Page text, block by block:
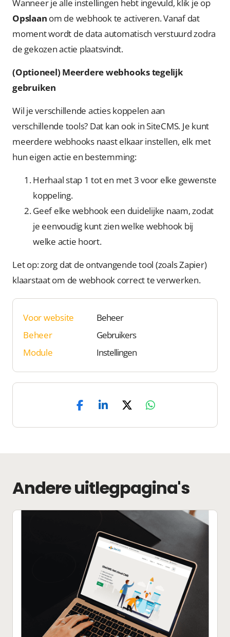
Wanneer je alle instellingen hebt ingevuld, klik je op
Opslaan om de webhook te activeren. Vanaf dat
moment wordt de data automatisch verstuurd zodra
de gekozen actie plaatsvindt.
(Optioneel) Meerdere webhooks tegelijk
gebruiken
Wil je verschillende acties koppelen aan
verschillende tools? Dat kan ook in SiteCMS. Je kunt
meerdere webhooks naast elkaar instellen, elk met
hun eigen actie en bestemming:
Herhaal stap 1 tot en met 3 voor elke gewenste
koppeling.
Geef elke webhook een duidelijke naam, zodat
je eenvoudig kunt zien welke webhook bij
welke actie hoort.
Let op: zorg dat de ontvangende tool (zoals Zapier)
klaarstaat om de webhook correct te verwerken.
Voor website
Beheer
Beheer
Gebruikers
Module
Instellingen
Andere uitlegpagina's